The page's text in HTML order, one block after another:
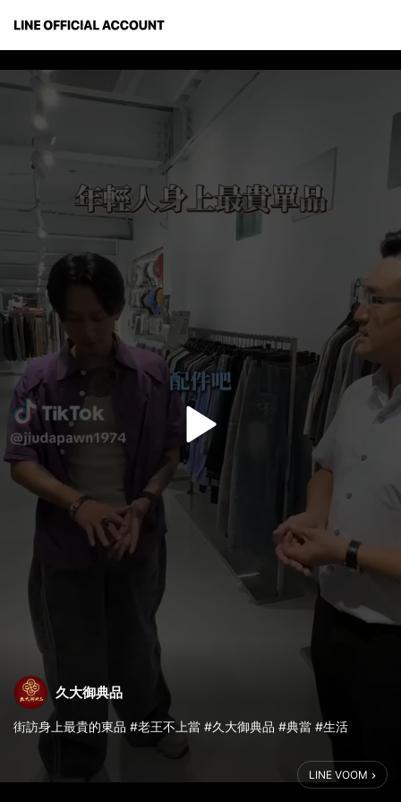
久大御典品
街訪身上最貴的東品 #老王不上當 #久大御典品 #典當 #生活
https://page.line.me/jdps
LINE VOOM